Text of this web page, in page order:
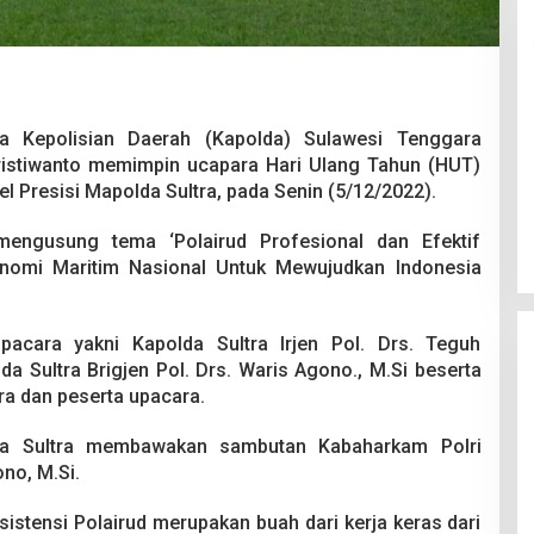
Kepolisian Daerah (Kapolda) Sulawesi Tenggara
memimpin ucapara Hari Ulang Tahun (HUT)
Presisi Mapolda Sultra, pada Senin (5/12/2022).
tema ‘Polairud Profesional dan Efektif
Maritim Nasional Untuk Mewujudkan Indonesia
yakni Kapolda Sultra Irjen Pol. Drs. Teguh
Sultra Brigjen Pol. Drs. Waris Agono., M.Si beserta
dan peserta upacara.
Sultra membawakan sambutan Kabaharkam Polri
M.Si.
Polairud merupakan buah dari kerja keras dari
Ditikam
Bongkar Mafia BBM Subsidi,
Ditreskrimsus Polda Sultra Sita
Tersangka